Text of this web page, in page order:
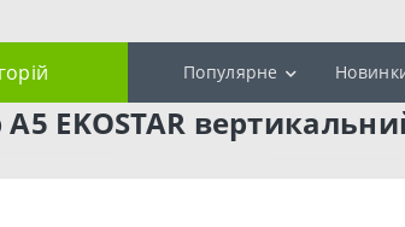
Популярне
EKOSTAR